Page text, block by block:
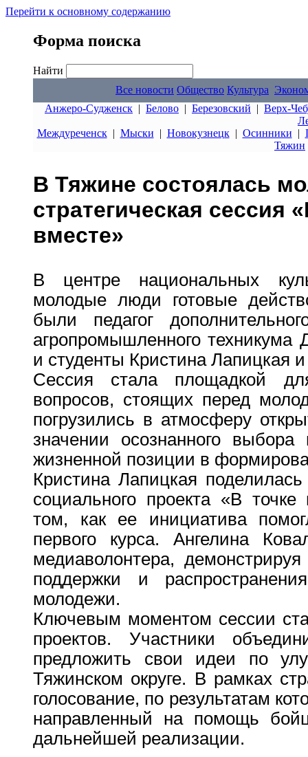
Перейти к основному содержанию
Форма поиска
Найти
Все новости Общество Культура
Анжеро-Судженск | Белово | Березовский | Верх-
Междуреченск| Мыски | Новокузнецк| Осинники |
Тяжин
В Тяжине состоялась
стратегическая
вместе»
В центре национальных
молодые люди готовые
были педагог
агропромышленного техникума
и студенты Кристина Лапицкая
Сессия стала площадкой
вопросов, стоящих перед
погрузились в атмосферу
значении осознанного
жизненной позиции в
Кристина Лапицкая
социального проекта «В
том, как ее инициатива
первого курса. Ангелина
медиаволонтера,
поддержки и
молодежи.
Ключевым моментом сессии
проектов. Участники
предложить свои идеи по
Тяжинском округе. В рамках
голосование, по результатам
направленный на помощь
дальнейшей реализации.